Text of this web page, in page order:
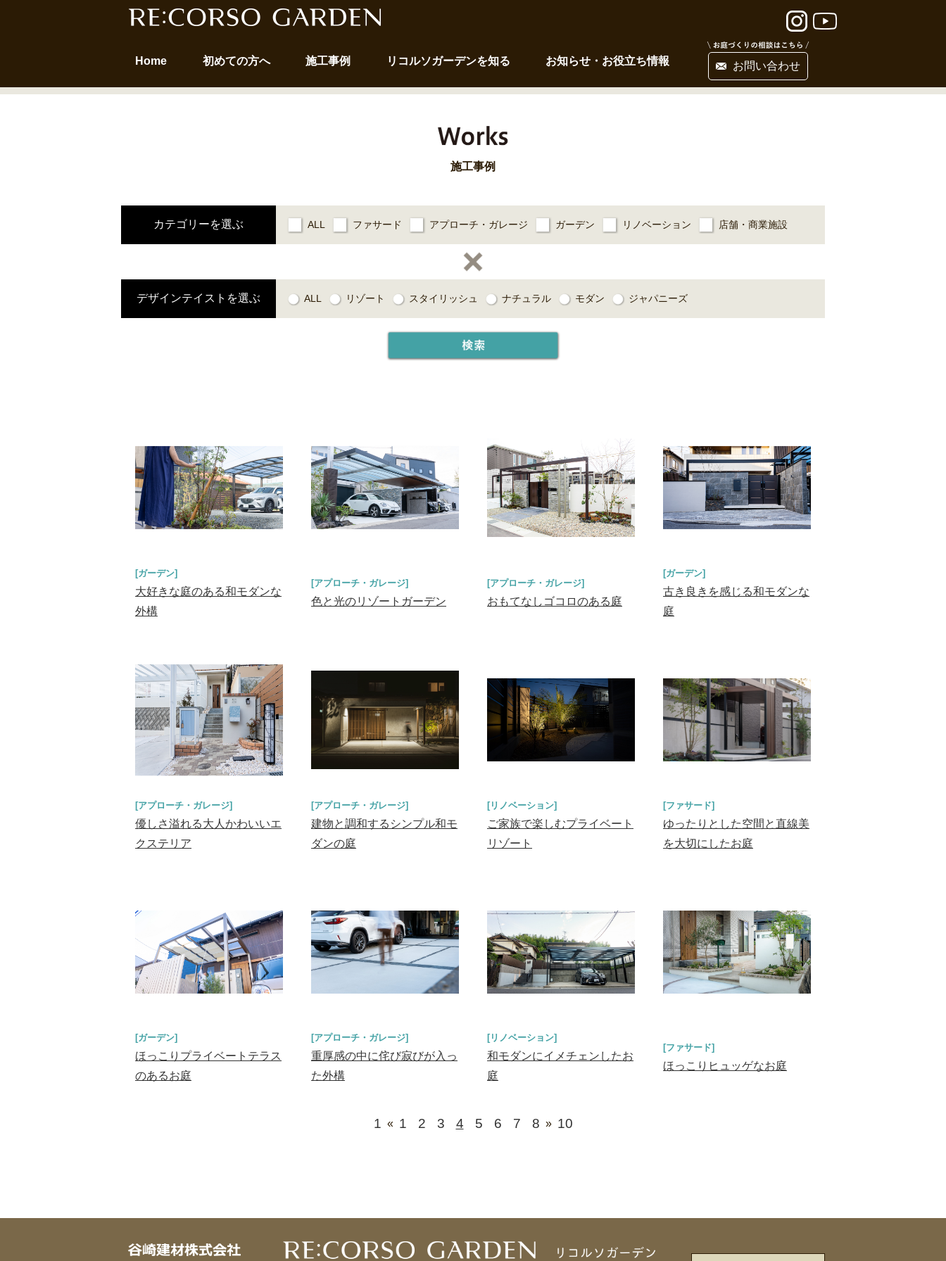
Home 初めての方へ 施工事例 リコルソガーデンを知る お知らせ・お役立ち情報 お問い合わせ
施工事例
カテゴリーを選ぶ ALL ファサード アプローチ・ガレージ ガーデン リノベーション 店舗・商業施設
デザインテイストを選ぶ ALL リゾート スタイリッシュ ナチュラル モダン ジャパニーズ
[ガーデン]
大好きな庭のある和モダンな
外構
[アプローチ・ガレージ]
色と光のリゾートガーデン
[アプローチ・ガレージ]
おもてなしゴコロのある庭
[ガーデン]
古き良きを感じる和モダンな
庭
[アプローチ・ガレージ]
優しさ溢れる大人かわいいエ
クステリア
[アプローチ・ガレージ]
建物と調和するシンプル和モ
ダンの庭
[リノベーション]
ご家族で楽しむプライベート
リゾート
[ファサード]
ゆったりとした空間と直線美
を大切にしたお庭
[ガーデン]
ほっこりプライベートテラス
のあるお庭
[アプローチ・ガレージ]
重厚感の中に侘び寂びが入っ
た外構
[リノベーション]
和モダンにイメチェンしたお
庭
[ファサード]
ほっこりヒュッゲなお庭
1 « 1 2 3 4 5 6 7 8 » 10